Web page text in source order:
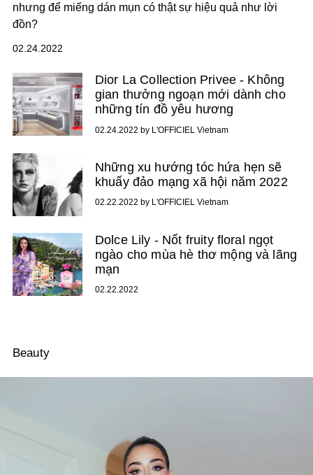
nhưng để miếng dán mụn có thật sự hiệu quả như lời
đồn?
02.24.2022
Dior La Collection Privee - Không
gian thưởng ngoạn mới dành cho
những tín đồ yêu hương
02.24.2022 by L'OFFICIEL Vietnam
Những xu hướng tóc hứa hẹn sẽ
khuấy đảo mạng xã hội năm 2022
02.22.2022 by L'OFFICIEL Vietnam
Dolce Lily - Nốt fruity floral ngọt
ngào cho mùa hè thơ mộng và lãng
mạn
02.22.2022
Beauty